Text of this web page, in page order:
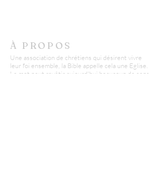
À PROPOS
Une association de chrétiens qui désirent vivre
leur foi ensemble, la Bible appelle cela une Eglise.
Le mot peut revêtir aujourd'hui beaucoup de sens